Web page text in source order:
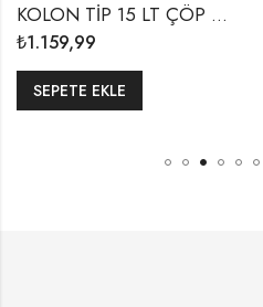
KOLON TİP 15 LT ÇÖP KUTUSU PASLANMAZ
₺1.159,99
SEPETE EKLE